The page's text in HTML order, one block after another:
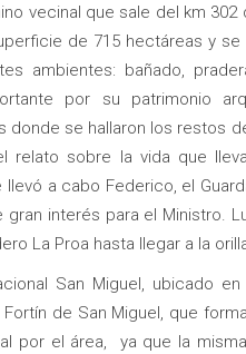
vecinal que sale del km
de 715 hectáreas y
ambientes: bañado,
por su patrimonio
se hallaron los restos
relato sobre la vida que
a cabo Federico, el
interés para el Ministro.
La Proa hasta llegar a la
San Miguel, ubicado
de San Miguel, que
por el área, ya que la